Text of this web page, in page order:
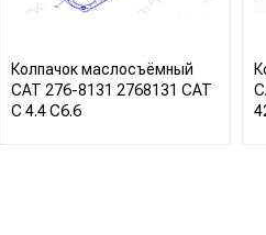
Колпачок маслосъёмный
CAT 276-8131 2768131 CAT
C 4.4 C6.6